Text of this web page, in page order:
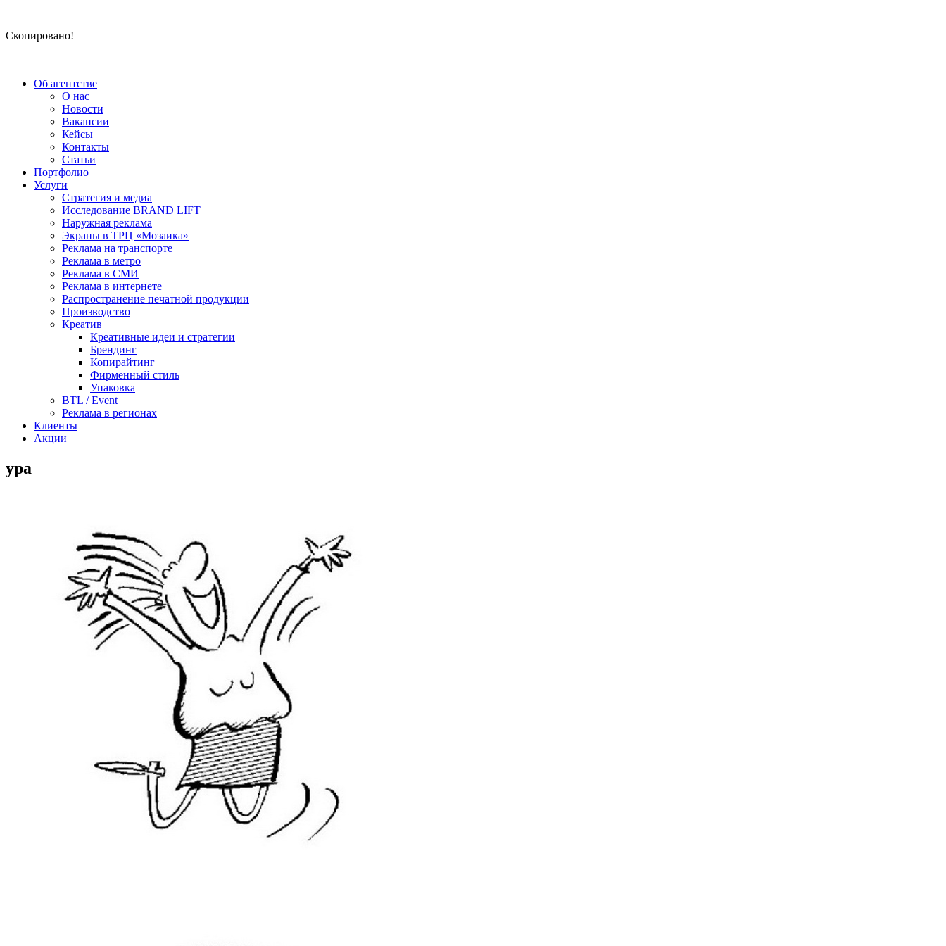
Скопировано!
Об агентстве
О нас
Новости
Вакансии
Кейсы
Контакты
Статьи
Портфолио
Услуги
Стратегия и медиа
Исследование BRAND LIFT
Наружная реклама
Экраны в ТРЦ «Мозаика»
Реклама на транспорте
Реклама в метро
Реклама в СМИ
Реклама в интернете
Распространение печатной продукции
Производство
Креатив
Креативные идеи и стратегии
Брендинг
Копирайтинг
Фирменный стиль
Упаковка
BTL / Event
Реклама в регионах
Клиенты
Акции
ура